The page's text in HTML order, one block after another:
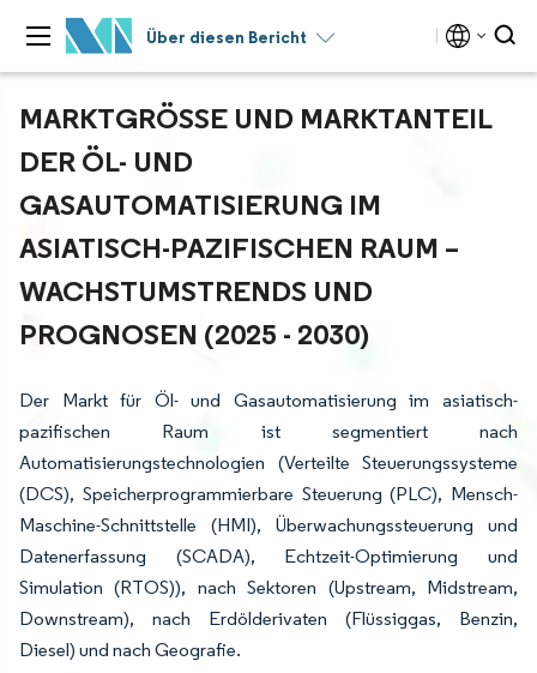
Über diesen Bericht
MARKTGRÖSSE UND MARKTANTEIL D
ER ÖL- UND G
ASAUTOMATISIERUNG IM A
SIATISCH-PAZIFISCHEN RAUM – W
ACHSTUMSTRENDS UND P
ROGNOSEN (2025 - 2030)
Der Markt für Öl- und Gasautomatisierung im asiatisch-
pazifischen Raum ist segmentiert nach
Automatisierungstechnologien (Verteilte Steuerungssysteme
(DCS), Speicherprogrammierbare Steuerung (PLC), Mensch-
Maschine-Schnittstelle (HMI), Überwachungssteuerung und
Datenerfassung (SCADA), Echtzeit-Optimierung und
Simulation (RTOS)), nach Sektoren (Upstream, Midstream,
Downstream), nach Erdölderivaten (Flüssiggas, Benzin,
Diesel) und nach Geografie.